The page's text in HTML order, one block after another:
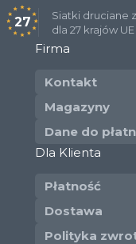
27
Siatki druciane
dla 27 krajów UE
Firma
Kontakt
Magazyny
Dane do
Dla Klienta
Płatność
Dostawa
Polityka